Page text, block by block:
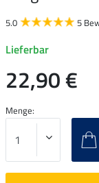
5.0 5
Lieferbar
22,90 €
Menge: